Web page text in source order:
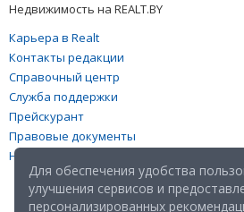
Недвижимость на REALT.BY
Карьера в Realt
Контакты редакции
Справочный центр
Служба поддержки
Прейскурант
Правовые документы
Настройка файлов cookies
Для обеспечения удобства
улучшения сервисов и
персонализированных